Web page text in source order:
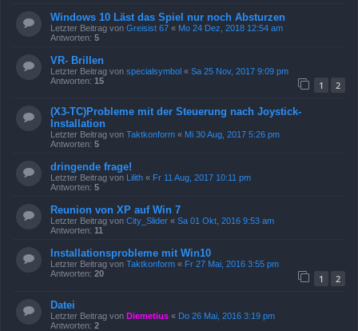
Windows 10 Läst das Spiel nur noch Absturzen
Letzter Beitrag von Greisist 67 « Mo 24 Dez, 2018 12:54 am
Antworten: 5
VR- Brillen
Letzter Beitrag von specialsymbol « Sa 25 Nov, 2017 9:09 pm
Antworten: 15 1 2
(X3-TC)Probleme mit der Steuerung nach Joystick-
Installation
Letzter Beitrag von Taktkonform « Mi 30 Aug, 2017 5:26 pm
Antworten: 5
dringende frage!
Letzter Beitrag von Lilith « Fr 11 Aug, 2017 10:11 pm
Antworten: 5
Reunion von XP auf Win 7
Letzter Beitrag von City_Slider « Sa 01 Okt, 2016 9:53 am
Antworten: 11
Installationsprobleme mit Win10
Letzter Beitrag von Taktkonform « Fr 27 Mai, 2016 3:55 pm
Antworten: 20 1 2
Datei
Letzter Beitrag von Diemetius « Do 26 Mai, 2016 3:19 pm
Antworten: 2